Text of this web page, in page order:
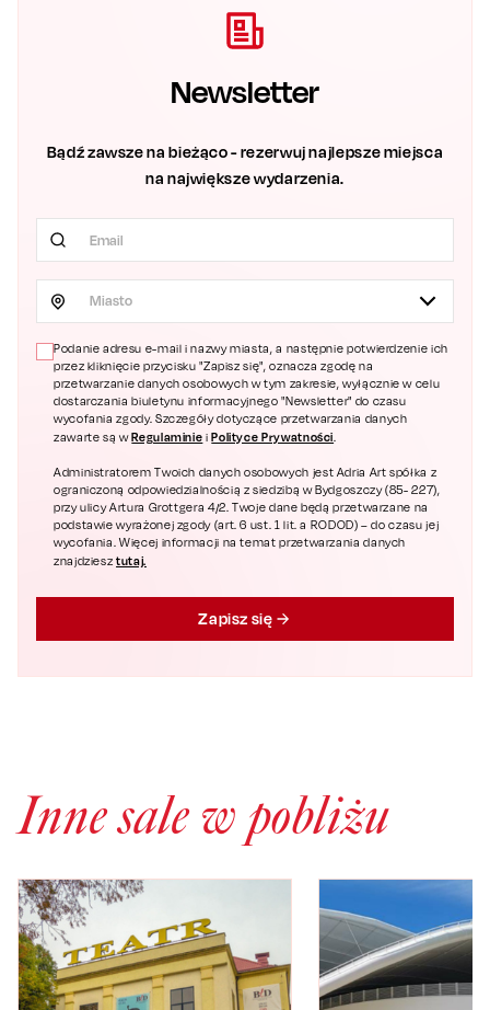
Newsletter
Bądź zawsze na bieżąco - rezerwuj najlepsze miejsca
na największe wydarzenia.
Miasto
Podanie adresu e-mail i nazwy miasta, a następnie potwierdzenie ich
przez kliknięcie przycisku "Zapisz się", oznacza zgodę na
przetwarzanie danych osobowych w tym zakresie, wyłącznie w celu
dostarczania biuletynu informacyjnego "Newsletter" do czasu
wycofania zgody. Szczegóły dotyczące przetwarzania danych
zawarte są wRegulaminie iPolityce Prywatności.
Administratorem Twoich danych osobowych jest Adria Art spółka z
ograniczoną odpowiedzialnością z siedzibą w Bydgoszczy (85- 227),
przy ulicy Artura Grottgera 4/2. Twoje dane będą przetwarzane na
podstawie wyrażonej zgody (art. 6 ust. 1 lit. a RODOD) – do czasu jej
wycofania. Więcej informacji na temat przetwarzania danych
znajdziesztutaj.
Zapisz się
Inne sale w pobliżu